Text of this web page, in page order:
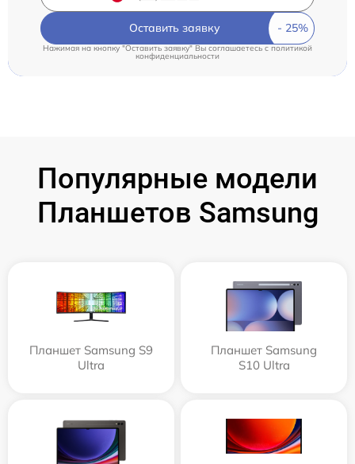
Оставить заявку
Нажимая на кнопку "Оставить заявку" Вы соглашаетесь c политикой
конфиденциальности
Популярные модели
Планшетов Samsung
Планшет Samsung S9
Ultra
Планшет Samsung
S10 Ultra